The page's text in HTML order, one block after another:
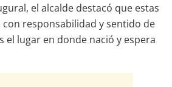
el alcalde destacó que estas
con responsabilidad y sentido de
el lugar en donde nació y espera